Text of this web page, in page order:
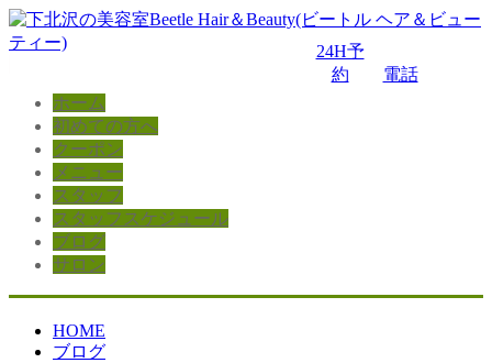
24H予
約
電話
ホーム
初めての方へ
クーポン
メニュー
スタッフ
スタッフスケジュール
ブログ
サロン
HOME
ブログ